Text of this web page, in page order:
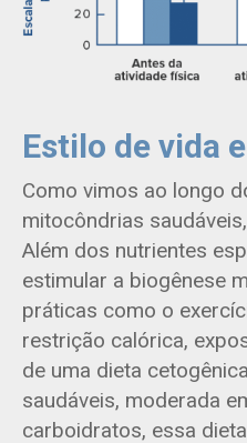
Estilo de vida
Como vimos ao longo
mitocôndrias
Além dos nutrientes
estimular a biogênese
práticas como o
restrição calórica,
de uma dieta
saudáveis, moderada
carboidratos, essa